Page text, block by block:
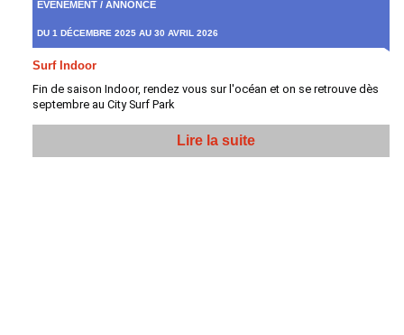
EVÈNEMENT / ANNONCE
DU 1 DÉCEMBRE 2025 AU 30 AVRIL 2026
Surf Indoor
Fin de saison Indoor, rendez vous sur l'océan et on se retrouve dès
septembre au City Surf Park
Lire la suite